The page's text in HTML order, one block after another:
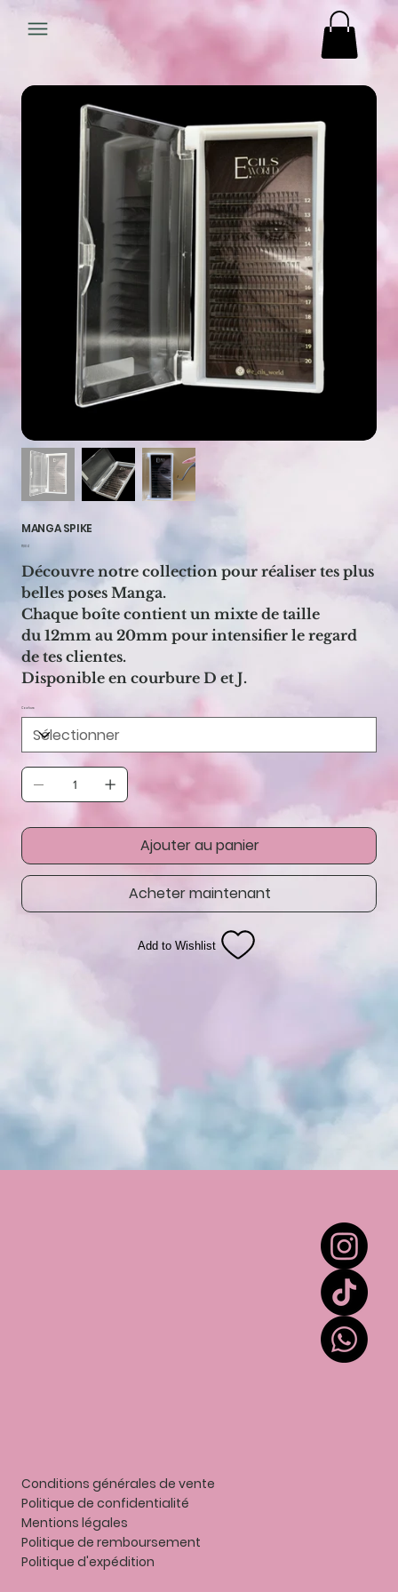
MANGA SPIKE
Prix
17,00 €
Découvre notre collection pour réaliser tes plus
belles poses Manga.
Chaque boîte contient un mixte de taille
du 12mm au 20mm pour intensifier le regard
de tes clientes.
Disponible en courbure D et J.
Courbure
Ajouter au panier
Acheter maintenant
Add to Wishlist
Conditions générales de vente
Politique de confidentialité
Mentions légales
Politique de remboursement
Politique d'expédition